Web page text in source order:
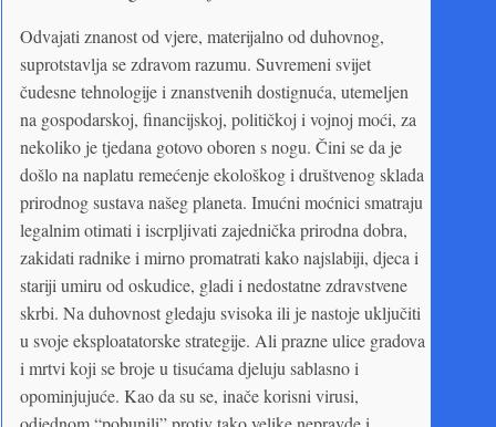
Odvajati znanost od vjere, materijalno od duhovnog,
suprotstavlja se zdravom razumu. Suvremeni svijet
čudesne tehnologije i znanstvenih dostignuća, utemeljen
na gospodarskoj, financijskoj, političkoj i vojnoj moći, za
nekoliko je tjedana gotovo oboren s nogu. Čini se da je
došlo na naplatu remećenje ekološkog i društvenog sklada
prirodnog sustava našeg planeta. Imućni moćnici smatraju
legalnim otimati i iscrpljivati zajednička prirodna dobra,
zakidati radnike i mirno promatrati kako najslabiji, djeca i
stariji umiru od oskudice, gladi i nedostatne zdravstvene
skrbi. Na duhovnost gledaju svisoka ili je nastoje uključiti
u svoje eksploatatorske strategije. Ali prazne ulice gradova
i mrtvi koji se broje u tisućama djeluju sablasno i
opominjujuće. Kao da su se, inače korisni virusi,